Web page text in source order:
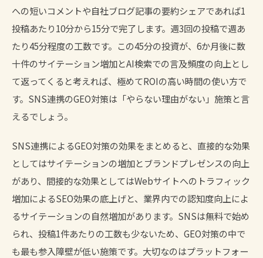
への短いコメントや自社ブログ記事の要約シェアであれば1
投稿あたり10分から15分で完了します。週3回の投稿で週あ
たり45分程度の工数です。この45分の投資が、6か月後に数
十件のサイテーション増加とAI検索での言及頻度の向上とし
て返ってくると考えれば、極めてROIの高い時間の使い方で
す。SNS連携のGEO対策は「やらない理由がない」施策と言
えるでしょう。
SNS連携によるGEO対策の効果をまとめると、直接的な効果
としてはサイテーションの増加とブランドプレゼンスの向上
があり、間接的な効果としてはWebサイトへのトラフィック
増加によるSEO効果の底上げと、業界内での認知度向上によ
るサイテーションの自然増加があります。SNSは無料で始め
られ、投稿1件あたりの工数も少ないため、GEO対策の中で
も最も参入障壁が低い施策です。大切なのはプラットフォー